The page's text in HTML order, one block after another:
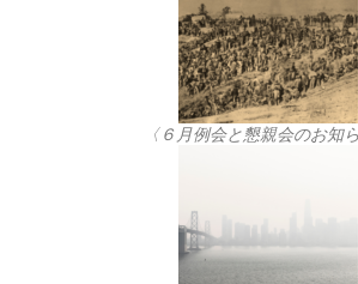
〈６月例会と懇親会のお知